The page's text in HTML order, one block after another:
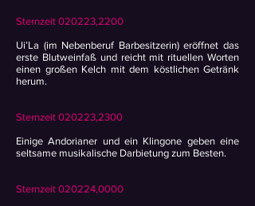
Sternzeit 020223,2200
Ui’La (im Nebenberuf Barbesitzerin) eröffnet das
erste Blutweinfaß und reicht mit rituellen Worten
einen großen Kelch mit dem köstlichen Getränk
herum.
Sternzeit 020223,2300
Einige Andorianer und ein Klingone geben eine
seltsame musikalische Darbietung zum Besten.
Sternzeit 020224,0000